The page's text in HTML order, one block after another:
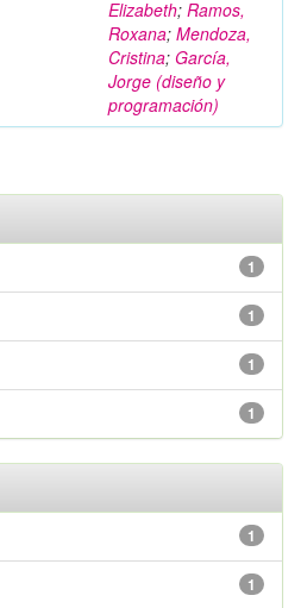
Elizabeth; Ramos,
Roxana; Mendoza,
Cristina; García,
Jorge (diseño y
programación)
1
1
1
1
1
1